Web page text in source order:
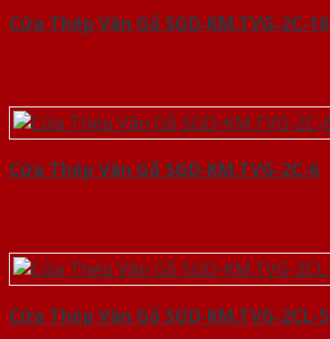
Cửa Thép Vân Gỗ SGD-KM.TVG-2C-16
Cửa Thép Vân Gỗ SGD-KM.TVG-2C-6
Cửa Thép Vân Gỗ SGD-KM.TVG-2CL-5